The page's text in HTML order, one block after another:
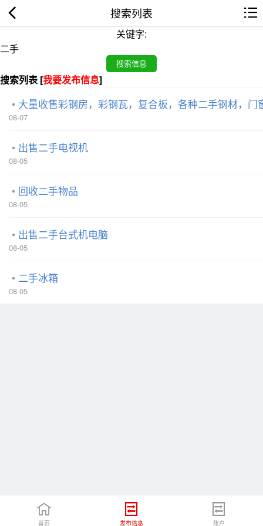
搜索列表
关键字:
搜索列表 [我要发布信息]
大量收售彩钢房，彩钢瓦，复合板，各种二手钢材，门
08-07
出售二手电视机
08-05
回收二手物品
08-05
出售二手台式机电脑
08-05
二手冰箱
08-05
首页 发布信息 账户